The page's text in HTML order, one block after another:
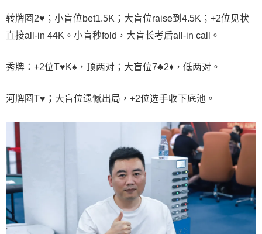
转牌圈2♥；小盲位bet1.5K；大盲位raise到4.5K；+2位见状
直接all-in 44K。小盲秒fold，大盲长考后all-in call。
秀牌：+2位T♥K♠，顶两对；大盲位7♣2♦，低两对。
河牌圈T♥；大盲位遗憾出局，+2位选手收下底池。